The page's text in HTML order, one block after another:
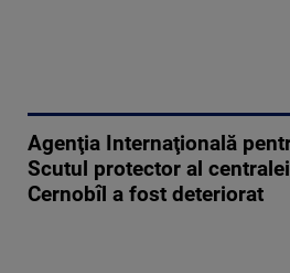
Agenţia Internaţională
Scutul protector al
Cernobîl a fost deteriorat